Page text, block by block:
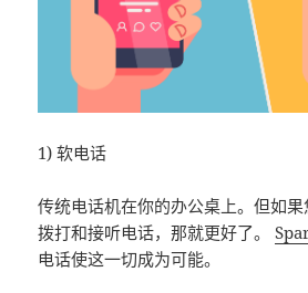
1) 软电话
传统电话机在你的办公桌上。但如
拨打和接听电话，那就更好了。
电话使这一切成为可能。